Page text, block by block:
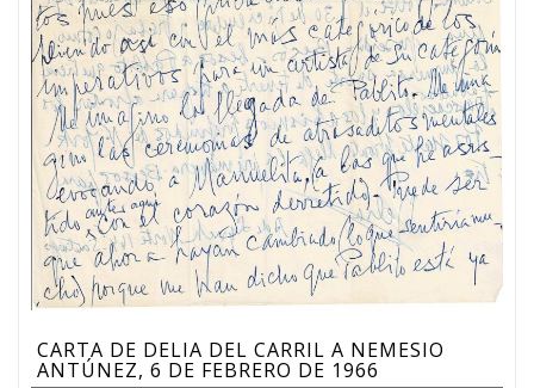
CARTA DE DELIA DEL CARRIL A NEMESIO
ANTÚNEZ, 6 DE FEBRERO DE 1966